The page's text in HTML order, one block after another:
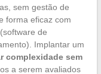
sem gestão de
forma eficaz com
de
Implantar um
complexidade sem
a serem avaliados